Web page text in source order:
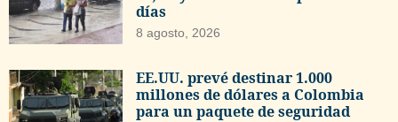
días
8 agosto, 2026
EE.UU. prevé destinar 1.000
millones de dólares a Colombia
para un paquete de seguridad